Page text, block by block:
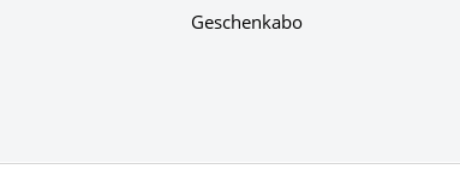
Geschenkabo